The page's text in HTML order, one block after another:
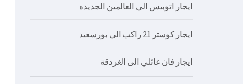
ايجار اتوبيس الى العالمين الجديده
ايجار كوستر 21 راكب الى بورسعيد
ايجار فان عائلي الى الغردقة